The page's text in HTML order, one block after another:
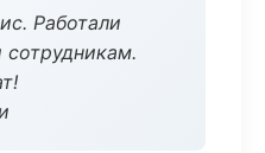
Работали